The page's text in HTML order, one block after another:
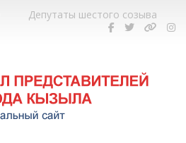
Депутаты шестого созыва